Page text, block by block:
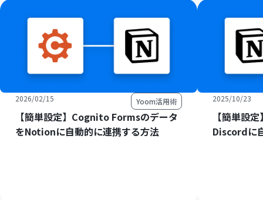
2026/02/15 Yoom活用術
【簡単設定】Cognito Formsのデータ
をNotionに自動的に連携する方法
2025/10/23
【簡単設
Discordに